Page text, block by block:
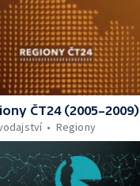
ČT24 (2005–2009)
Regiony